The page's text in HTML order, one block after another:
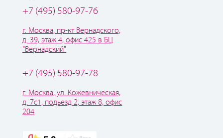
+7 (495) 580-97-76
г. Москва, пр-кт Вернадского,
д. 39, этаж 4, офис 425 в БЦ
"Вернадский"
+7 (495) 580-97-78
г. Москва, ул. Кожевническая,
д. 7с1, подьезд 2, этаж 8, офис
204